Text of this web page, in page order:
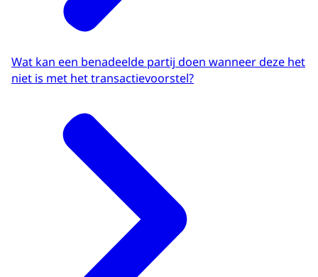
Wat kan een benadeelde partij doen wanneer deze het
niet is met het transactievoorstel?